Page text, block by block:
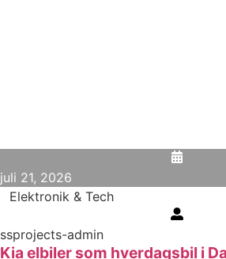
juli 21, 2026
Elektronik & Tech
ssprojects-admin
Kia elbiler som hverdagsbil i